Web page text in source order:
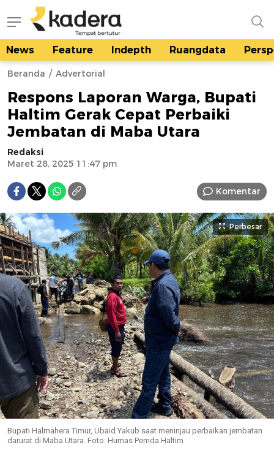
kadera.id
Tempat bertutur
News Feature Indepth Ruangdata
Beranda Advertorial
Respons Laporan Warga, Bupati
Haltim Gerak Cepat Perbaiki
Jembatan di Maba Utara
Redaksi
Maret 28, 2025 11:47 pm
Komentar
Perbesar
Bupati Halmahera Timur, Ubaid Yakub saat meninjau perbaikan jembatan
darurat di Maba Utara. Foto: Humas Pemda Haltim